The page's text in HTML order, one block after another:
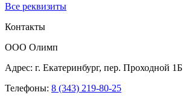
Все реквизиты
Контакты
ООО Олимп
Адрес: г. Екатеринбург, пер. Проходной 1Б
Телефоны: 8 (343) 219-80-25